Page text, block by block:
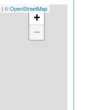
+
−
| © OpenStreetMap